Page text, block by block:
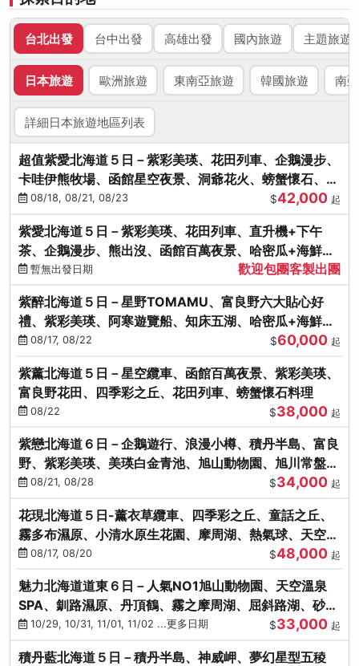
台北出發 台中出發 高雄出發 國內旅遊 主題旅遊
日本旅遊 歐洲旅遊 東南亞旅遊 韓國旅遊 南
詳細日本旅遊地區列表
超值紫愛北海道５日－紫彩美瑛、花田列車、企鵝漫步、
卡哇伊熊牧場、函館星空夜景、洞爺花火、螃蟹懷石、啤
酒暢飲
08/18, 08/21, 08/23 $42,000 起
紫愛北海道５日－紫彩美瑛、花田列車、直升機+下午
茶、企鵝漫步、熊出沒、函館百萬夜景、哈密瓜+海鮮和
牛八大螃蟹吃到飽
暫無出發日期 歡迎包團客製出團
紫醉北海道５日－星野TOMAMU、富良野六大貼心好
禮、紫彩美瑛、阿寒遊覽船、知床五湖、哈密瓜+海鮮和
牛螃蟹吃到飽
08/17, 08/22 $60,000 起
紫薰北海道５日－星空纜車、函館百萬夜景、紫彩美瑛、
富良野花田、四季彩之丘、花田列車、螃蟹懷石料理
08/22 $38,000 起
紫戀北海道６日－企鵝遊行、浪漫小樽、積丹半島、富良
野、紫彩美瑛、美瑛白金青池、旭山動物園、旭川常盤旋
轉塔08/21, 08/28 $34,000 起
花現北海道５日-薰衣草纜車、四季彩之丘、童話之丘、
霧多布濕原、小清水原生花園、摩周湖、熱氣球、天空溫
泉SPA、螃蟹吃到飽
08/17, 08/20 $48,000 起
魅力北海道道東６日－人氣NO1旭山動物園、天空溫泉
SPA、釧路濕原、丹頂鶴、霧之摩周湖、屈斜路湖、砂湯
體驗10/29, 10/31, 11/01, 11/02 ...更多日期 $33,000 起
積丹藍北海道５日－積丹半島、神威岬、夢幻星型五稜